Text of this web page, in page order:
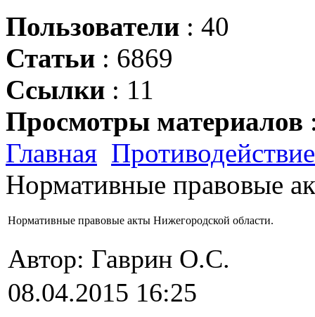
Пользователи : 40
Статьи : 6869
Ссылки : 11
Просмотры материалов
Главная
Нормативные правовые
Нормативные правовые акты Нижегородской области.
Автор: Гаврин О.C.
08.04.2015 16:25